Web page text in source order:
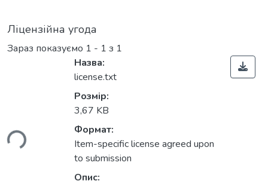
Ліцензійна угода
Зараз показуємо 1 - 1 з 1
Назва:
license.txt
Розмір:
3,67 KB
Формат:
Item-specific license agreed upon
to submission
Опис: